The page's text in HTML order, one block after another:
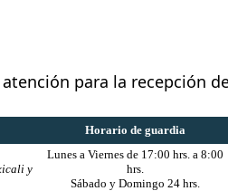
para la recepción
Horario de guardia
y
Lunes a Viernes de 17:00 hrs. a 8:00
hrs.
Sábado y Domingo 24 hrs.